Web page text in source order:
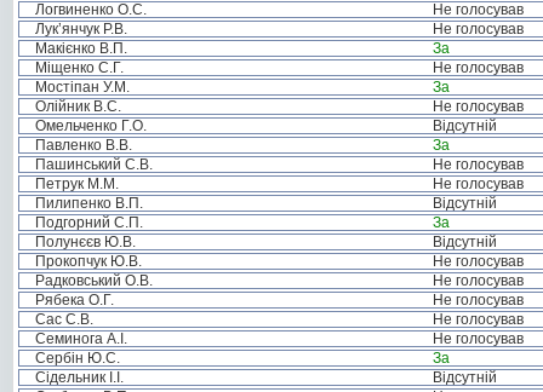
Логвиненко О.С.
Не голосував
Лук’янчук Р.В.
Не голосував
Макієнко В.П.
За
Міщенко С.Г.
Не голосував
Мостіпан У.М.
За
Олійник В.С.
Не голосував
Омельченко Г.О.
Відсутній
Павленко В.В.
За
Пашинський С.В.
Не голосував
Петрук М.М.
Не голосував
Пилипенко В.П.
Відсутній
Подгорний С.П.
За
Полунєєв Ю.В.
Відсутній
Прокопчук Ю.В.
Не голосував
Радковський О.В.
Не голосував
Рябека О.Г.
Не голосував
Сас С.В.
Не голосував
Семинога А.І.
Не голосував
Сербін Ю.С.
За
Сідельник І.І.
Відсутній